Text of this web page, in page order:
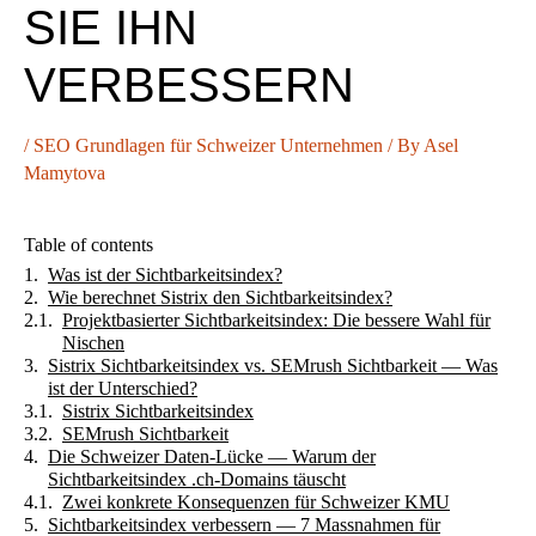
SIE IHN
VERBESSERN
/ SEO Grundlagen für Schweizer Unternehmen / By Asel
Mamytova
Table of contents
Was ist der Sichtbarkeitsindex?
Wie berechnet Sistrix den Sichtbarkeitsindex?
Projektbasierter Sichtbarkeitsindex: Die bessere Wahl für
Nischen
Sistrix Sichtbarkeitsindex vs. SEMrush Sichtbarkeit — Was
ist der Unterschied?
Sistrix Sichtbarkeitsindex
SEMrush Sichtbarkeit
Die Schweizer Daten-Lücke — Warum der
Sichtbarkeitsindex .ch-Domains täuscht
Zwei konkrete Konsequenzen für Schweizer KMU
Sichtbarkeitsindex verbessern — 7 Massnahmen für